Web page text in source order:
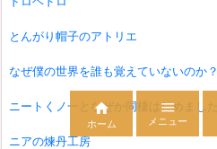
とんがり帽子のアトリエ
なぜ僕の世界を誰も覚えていないのか？
ニートくノ一となぜか同棲はじめました
ニアの煉丹工房

ホーム

メニュー